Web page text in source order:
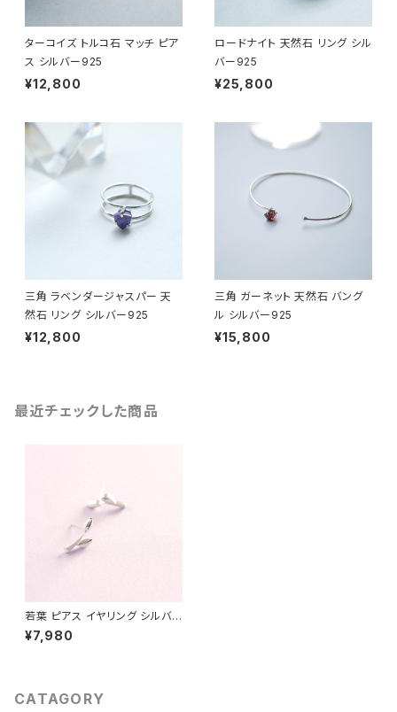
ターコイズ トルコ石 マッチ ピア
ス シルバー925
¥12,800
ロードナイト 天然石 リング シル
バー925
¥25,800
三角 ラベンダージャスパー 天
然石 リング シルバー925
¥12,800
三角 ガーネット 天然石 バング
ル シルバー925
¥15,800
最近チェックした商品
若葉 ピアス イヤリング シルバ
ー925
¥7,980
CATAGORY